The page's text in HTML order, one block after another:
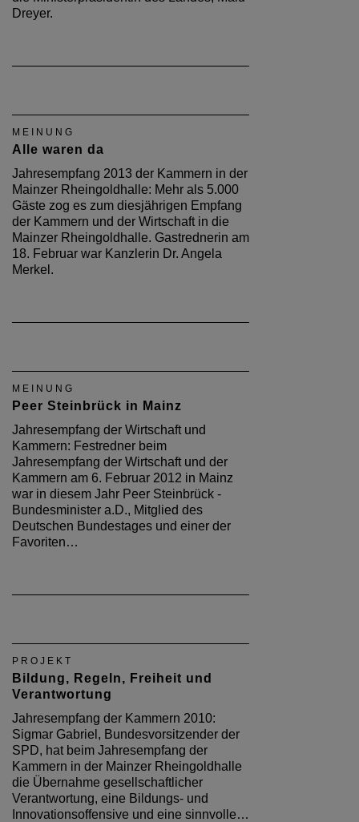
Dreyer.
MEINUNG
Alle waren da
Jahresempfang 2013 der Kammern in der
Mainzer Rheingoldhalle: Mehr als 5.000
Gäste zog es zum diesjährigen Empfang
der Kammern und der Wirtschaft in die
Mainzer Rheingoldhalle. Gastrednerin am
18. Februar war Kanzlerin Dr. Angela
Merkel.
MEINUNG
Peer Steinbrück in Mainz
Jahresempfang der Wirtschaft und
Kammern: Festredner beim
Jahresempfang der Wirtschaft und der
Kammern am 6. Februar 2012 in Mainz
war in diesem Jahr Peer Steinbrück -
Bundesminister a.D., Mitglied des
Deutschen Bundestages und einer der
Favoriten…
PROJEKT
Bildung, Regeln, Freiheit und
Verantwortung
Jahresempfang der Kammern 2010:
Sigmar Gabriel, Bundesvorsitzender der
SPD, hat beim Jahresempfang der
Kammern in der Mainzer Rheingoldhalle
die Übernahme gesellschaftlicher
Verantwortung, eine Bildungs- und
Innovationsoffensive und eine sinnvolle…